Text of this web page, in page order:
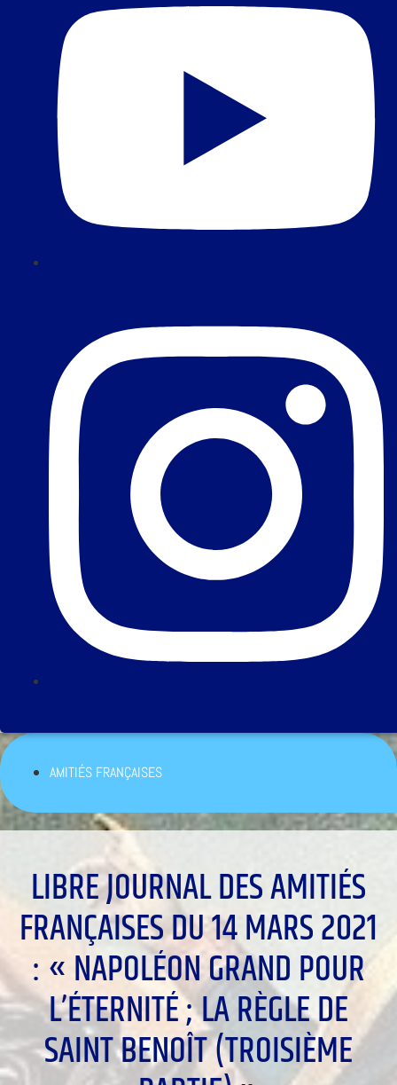
AMITIÉS FRANÇAISES
LIBRE JOURNAL DES AMITIÉS
FRANÇAISES DU 14 MARS 2021
: « NAPOLÉON GRAND POUR
L’ÉTERNITÉ ; LA RÈGLE DE
SAINT BENOÎT (TROISIÈME